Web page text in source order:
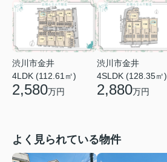
渋川市金井
4LDK (112.61㎡)
2,580万円
渋川市金井
4SLDK (128.35㎡)
2,880万円
よく見られている物件